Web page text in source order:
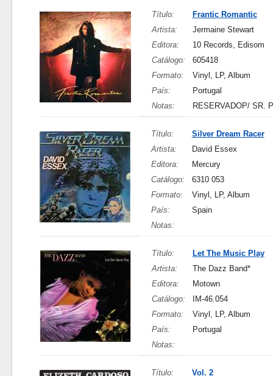
Título:
Frantic Romantic
Artista:
Jermaine Stewart
Editora:
10 Records, Edisom
Catálogo:
605418
Formato:
Vinyl, LP, Album
País:
Portugal
Notas:
RESERVADOP/ SR.
Título:
Silver Dream Racer
Artista:
David Essex
Editora:
Mercury
Catálogo:
6310 053
Formato:
Vinyl, LP, Album
País:
Spain
Notas:
Título:
Let The Music Play
Artista:
The Dazz Band*
Editora:
Motown
Catálogo:
IM-46.054
Formato:
Vinyl, LP, Album
País:
Portugal
Notas:
Título: Vol. 2